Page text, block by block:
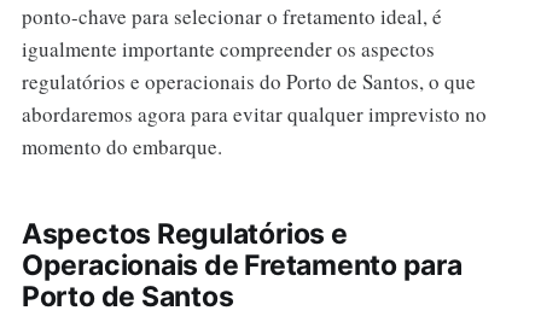
ponto-chave para selecionar o fretamento ideal, é
igualmente importante compreender os aspectos
regulatórios e operacionais do Porto de Santos, o que
abordaremos agora para evitar qualquer imprevisto no
momento do embarque.
Aspectos Regulatórios e
Operacionais de Fretamento para
Porto de Santos